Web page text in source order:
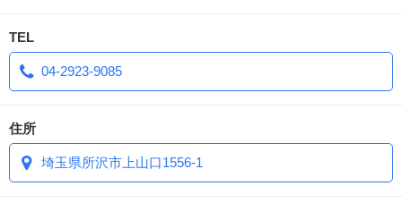
カップルズ限定クーポンなので是非ご利用ください。
さい。
スイーツ（２種類）、ソフトドリンク、スナック菓子の中からお選
びできます。
TEL
04-2923-9085
住所
埼玉県所沢市上山口1556-1